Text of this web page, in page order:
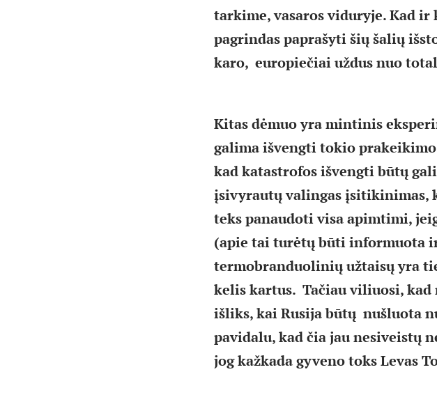
tarkime, vasaros viduryje. Kad
pagrindas paprašyti šių šalių
karo, europiečiai uždus nuo
Kitas dėmuo yra mintinis
galima išvengti tokio
kad katastrofos išvengti būtų
įsivyrautų valingas įsitikinimas,
teks panaudoti visa apimtimi,
(apie tai turėtų būti informuota
termobranduolinių užtaisų yra
kelis kartus. Tačiau viliuosi,
išliks, kai Rusija būtų nušluota
pavidalu, kad čia jau nesiveistų
jog kažkada gyveno toks Levas